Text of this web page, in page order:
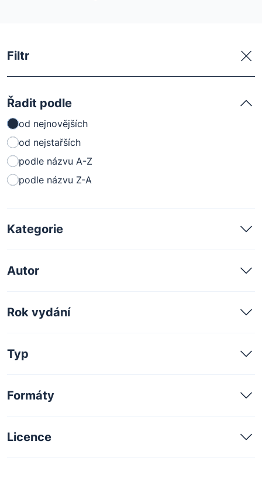
Filtr
Řadit podle
od nejnovějších
od nejstařších
podle názvu A-Z
podle názvu Z-A
Kategorie
Autor
Rok vydání
Typ
Formáty
Licence